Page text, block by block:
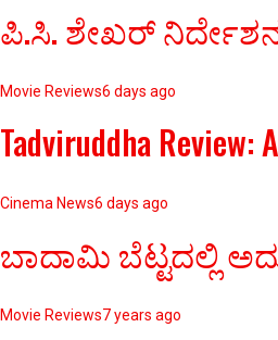
ಪಿ.ಸಿ. ಶೇಖರ್
Movie Reviews6 days ago
Tadviruddha
Cinema News6 days ago
ಬಾದಾಮಿ ಬೆಟ್ಟದಲ್ಲಿ
Movie Reviews7 years ago